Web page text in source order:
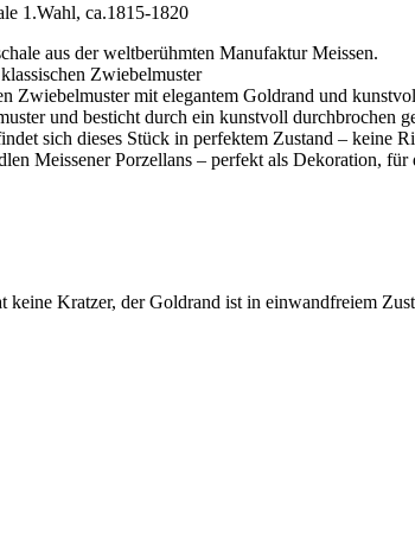
1.Wahl, ca.1815-1820
aus der weltberühmten Manufaktur Meissen.
Zwiebelmuster
Zwiebelmuster mit elegantem Goldrand und
und besticht durch ein kunstvoll durchbrochen
sich dieses Stück in perfektem Zustand – keine
Meissener Porzellans – perfekt als Dekoration,
keine Kratzer, der Goldrand ist in einwandfreiem